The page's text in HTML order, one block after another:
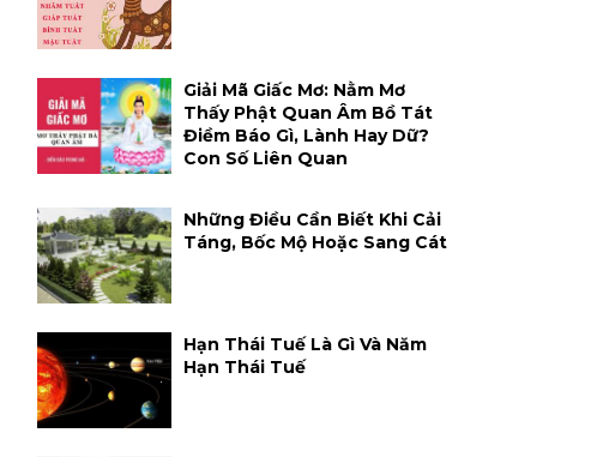
Giải Mã Giấc Mơ: Nằm Mơ
Thấy Phật Quan Âm Bồ Tát
Điềm Báo Gì, Lành Hay Dữ?
Con Số Liên Quan
Những Điều Cần Biết Khi Cải
Táng, Bốc Mộ Hoặc Sang Cát
Hạn Thái Tuế Là Gì Và Năm
Hạn Thái Tuế